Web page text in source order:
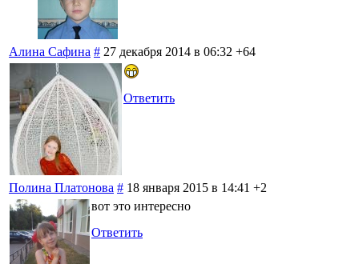
Алина Сафина # 27 декабря 2014 в 06:32 +64
Ответить
Полина Платонова # 18 января 2015 в 14:41 +2
вот это интересно
Ответить